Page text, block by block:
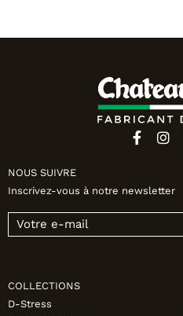
NOUS SUIVRE
Inscrivez-vous à notre newsletter
COLLECTIONS
D-Stress